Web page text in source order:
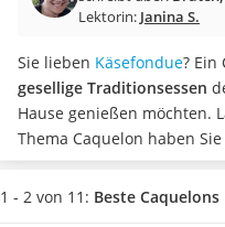
Akku-Staubsauger
AEG-Waschmaschine
Saug-Wisch-Roboter
Handstaubsauger
Milchaufschäumer
Kondenstrockner
Reiskocher
Lektorin: Janina S.
Sie lieben Käsefondue? Ein
gesellige Traditionsessen
Hause genießen möchten.
Thema Caquelon haben
zwischen verschiedenen
Keramik über Aluminium
1 - 2 von 11: Beste Caquelons